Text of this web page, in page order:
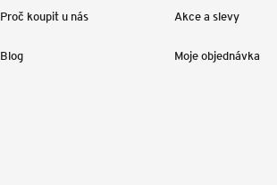
Proč koupit u nás
Blog
Akce a slevy
Moje objednávka